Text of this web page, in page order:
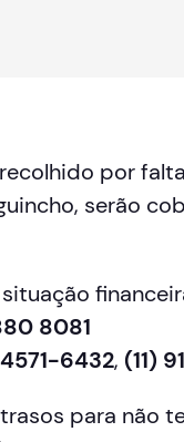
por
serão
8081
6432, (11)
para não